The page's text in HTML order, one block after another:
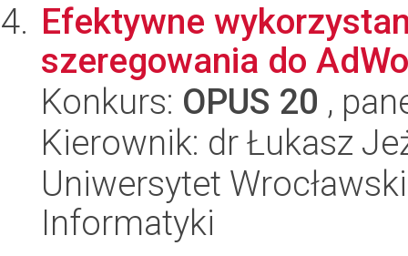
Efektywne
szeregowania do
Konkurs: OPUS 20 ,
Kierownik: dr Łukasz
Uniwersytet
Informatyki